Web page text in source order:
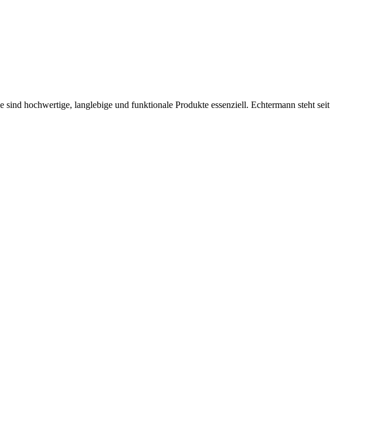
hochwertige, langlebige und funktionale Produkte essenziell. Echtermann steht seit